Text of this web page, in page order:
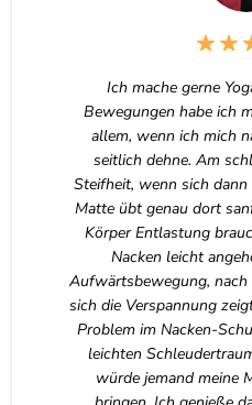
Ich mache gerne
Bewegungen habe ich
allem, wenn ich mich
seitlich dehne. Am
Steifheit, wenn sich
Matte übt genau dort
Körper Entlastung
Nacken leicht
Aufwärtsbewegung,
sich die Verspannung
Problem im Nacken-
leichten
würde jemand meine